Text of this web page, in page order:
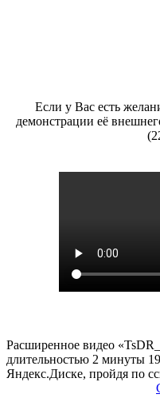
Если у Вас есть
демонстрации её
Расширенное видео
длительностью 2 минуты
Яндекс.Диске, пройдя по